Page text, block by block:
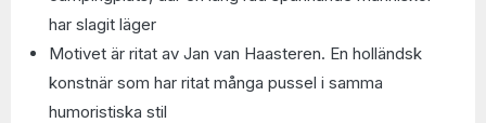
har slagit läger
Motivet är ritat av Jan van Haasteren. En holländsk
konstnär som har ritat många pussel i samma
humoristiska stil